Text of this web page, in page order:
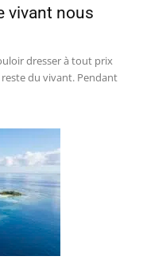
vivant nous
dresser à tout prix
du vivant. Pendant